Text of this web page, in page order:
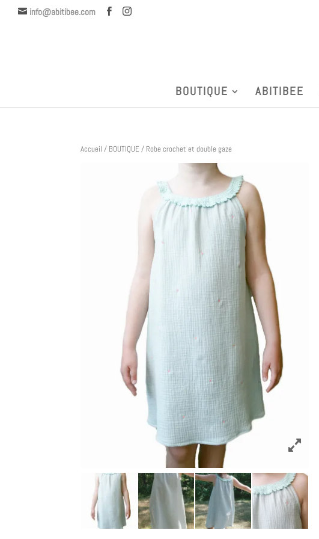
info@abitibee.com
BOUTIQUE ABITIBEE
Accueil / BOUTIQUE / Robe crochet et double gaze